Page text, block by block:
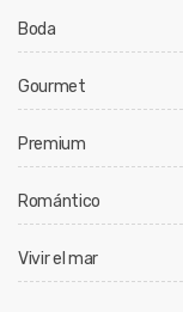
Boda
Gourmet
Premium
Romántico
Vivir el mar